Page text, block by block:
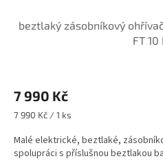
beztlaký zásobníkový
FT 10
7 990 Kč
Měrná
7 990 Kč / 1 ks
Malé elektrické, beztlaké,
spolupráci s příslušnou beztlakou